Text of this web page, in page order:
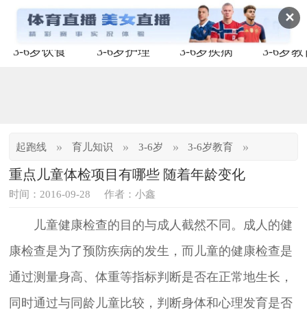
✕
3-6岁饮食 3-6岁护理 3-6岁疾病 3-6岁教
起跑线 » 育儿知识 » 3-6岁 » 3-6岁教育 »
重点儿童体检项目有哪些 随着年龄变化
时间：2016-09-28 作者：小鑫
儿童健康检查的目的与成人截然不同。成人的健
康检查是为了预防疾病的发生，而儿童的健康检查是
通过测量身高、体重等指标判断是否在正常地生长，
同时通过与同龄儿童比较，判断身体和心理发育是否